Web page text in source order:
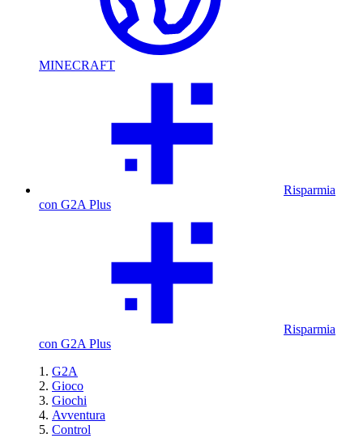
MINECRAFT
Risparmia
con G2A Plus
Risparmia
con G2A Plus
G2A
Gioco
Giochi
Avventura
Control